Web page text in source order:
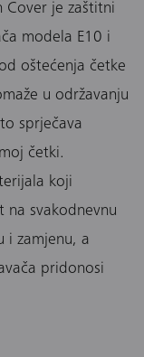
Cover je zaštitni
modela E10 i
oštećenja četke
u održavanju
sprječava
četki.
koji
svakodnevnu
i zamjenu, a
pridonosi